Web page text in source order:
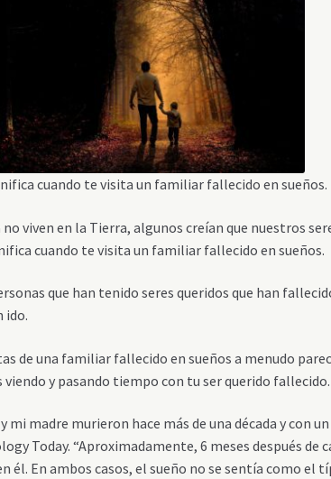
cuando te visita un familiar fallecido en sueños.
no viven en la Tierra, algunos creían que nuestros
cuando te visita un familiar fallecido en sueños.
que han tenido seres queridos que han
ido.
de una familiar fallecido en sueños a menudo
viendo y pasando tiempo con tu ser querido
mi madre murieron hace más de una década y con
Today. “Aproximadamente, 6 meses después
él. En ambos casos, el sueño no se sentía como el